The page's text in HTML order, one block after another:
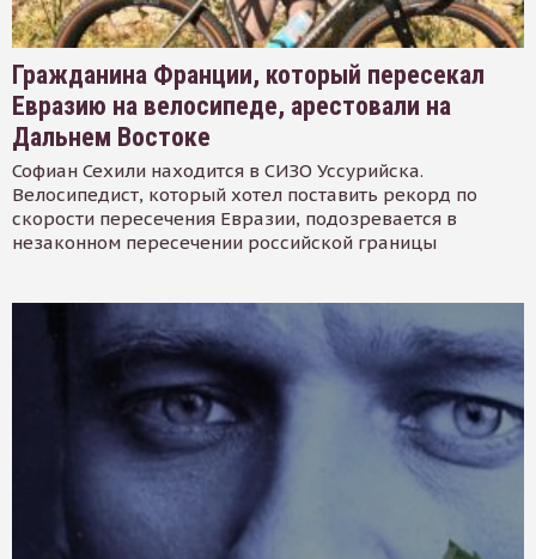
Гражданина Франции, который пересекал
Евразию на велосипеде, арестовали на
Дальнем Востоке
Софиан Сехили находится в СИЗО Уссурийска.
Велосипедист, который хотел поставить рекорд по
скорости пересечения Евразии, подозревается в
незаконном пересечении российской границы